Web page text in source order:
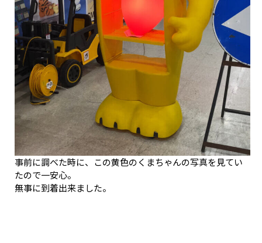
事前に調べた時に、この黄色のくまちゃんの写真を見てい
たので一安心。
無事に到着出来ました。